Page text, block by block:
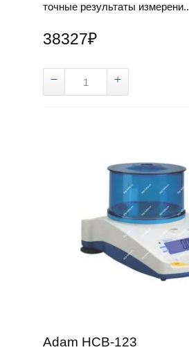
точные результаты измерени..
38327₽
Adam HCB-123